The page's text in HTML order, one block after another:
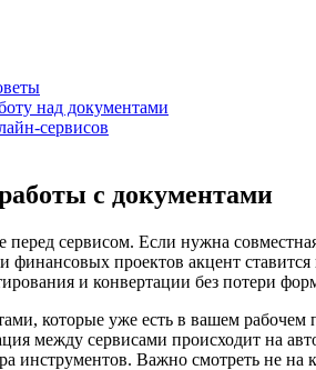
над документами
сервисов
с документами
сервисом. Если нужна
проектов акцент
и конвертации без потери
которые уже есть в вашем
между сервисами происходит на
инструментов. Важно смотреть не